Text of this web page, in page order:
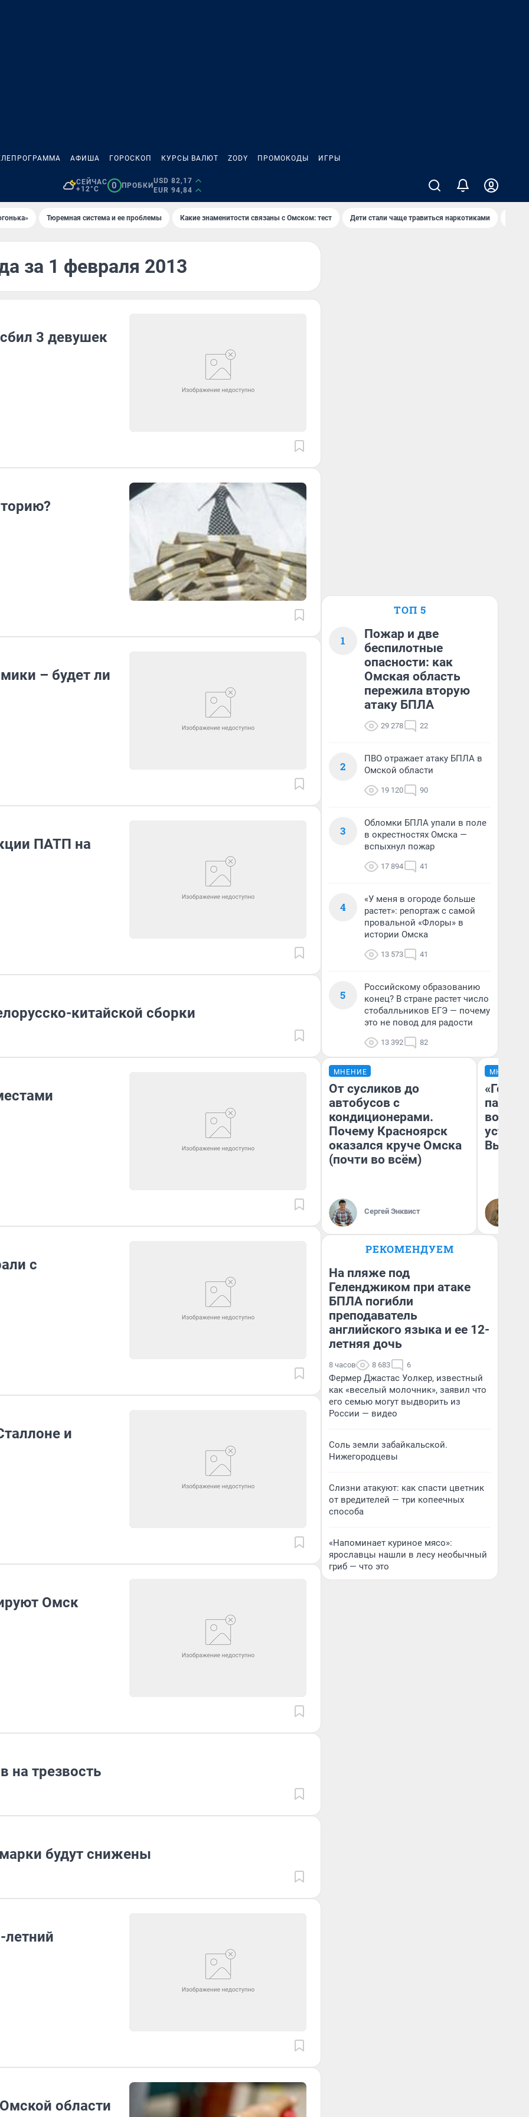
АФИША ГОРОСКОП КУРСЫ ВАЛЮТ ZODY ПРОМОКОДЫ ИГРЫ
СЕЙЧАС
+12°C
0 ПРОБКИ
USD 82,17
EUR 94,84
Тюремная система и ее проблемы Какие знаменитости связаны с Омском: тест Дети стали чаще травиться наркотиками
за 1 февраля 2013
3 девушек
– будет ли
ПАТП на
китайской сборки
с
и
Омск
на трезвость
будут снижены
летний
области
ТОП 5
1
Пожар и две
беспилотные
опасности: как
Омская область
пережила вторую
атаку БПЛА
29 278 22
2
ПВО отражает атаку БПЛА в
Омской области
19 120 90
3
Обломки БПЛА упали в поле
в окрестностях Омска —
вспыхнул пожар
17 894 41
4
«У меня в огороде больше
растет»: репортаж с самой
провальной «Флоры» в
истории Омска
13 573 41
5
Российскому образованию
конец? В стране растет число
стобалльников ЕГЭ — почему
это не повод для радости
13 392 82
МНЕНИЕ
От сусликов до
автобусов с
кондиционерами.
Почему Красноярск
оказался круче Омска
(почти во всём)
Сергей Энквист
МНЕНИЕ
РЕКОМЕНДУЕМ
На пляже под
Геленджиком при атаке
БПЛА погибли
преподаватель
английского языка и ее 12-
летняя дочь
8 часов 8 683 6
Фермер Джастас Уолкер, известный
как «веселый молочник», заявил что
его семью могут выдворить из
России — видео
Соль земли забайкальской.
Нижегородцевы
Слизни атакуют: как спасти цветник
от вредителей — три копеечных
способа
«Напоминает куриное мясо»:
ярославцы нашли в лесу необычный
гриб — что это